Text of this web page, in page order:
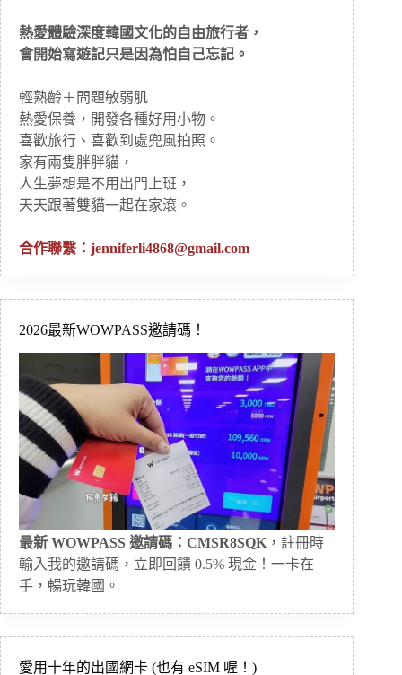
熱愛體驗深度韓國文化的自由旅行者，
會開始寫遊記只是因為怕自己忘記。
輕熟齡＋問題敏弱肌
熱愛保養，開發各種好用小物。
喜歡旅行、喜歡到處兜風拍照。
家有兩隻胖胖貓，
人生夢想是不用出門上班，
天天跟著雙貓一起在家滾。
合作聯繫： jenniferli4868@gmail.com
2026最新WOWPASS邀請碼！
最新 WOWPASS 邀請碼：CMSR8SQK，註冊時
輸入我的邀請碼，立即回饋 0.5% 現金！一卡在
手，暢玩韓國。
愛用十年的出國網卡 (也有 eSIM 喔！)